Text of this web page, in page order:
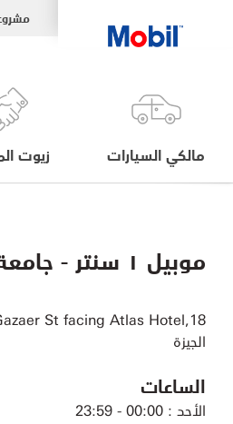
زيوت مالكي السيارات
موبيل ١ سنتر - جامعة الدول
18,Gazaer St facing Atlas Hotel
الجيزة
الساعات
الأحد : 00:00 - 23:59